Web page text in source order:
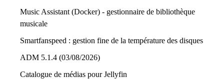
Music Assistant (Docker) - gestionnaire de bibliothèque
musicale
Smartfanspeed : gestion fine de la température des disques
ADM 5.1.4 (03/08/2026)
Catalogue de médias pour Jellyfin